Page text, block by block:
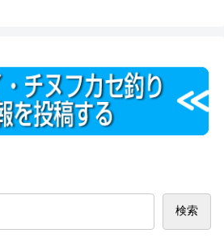
検索